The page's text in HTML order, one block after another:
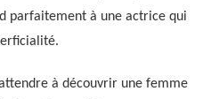
parfaitement à une actrice qui
à découvrir une femme